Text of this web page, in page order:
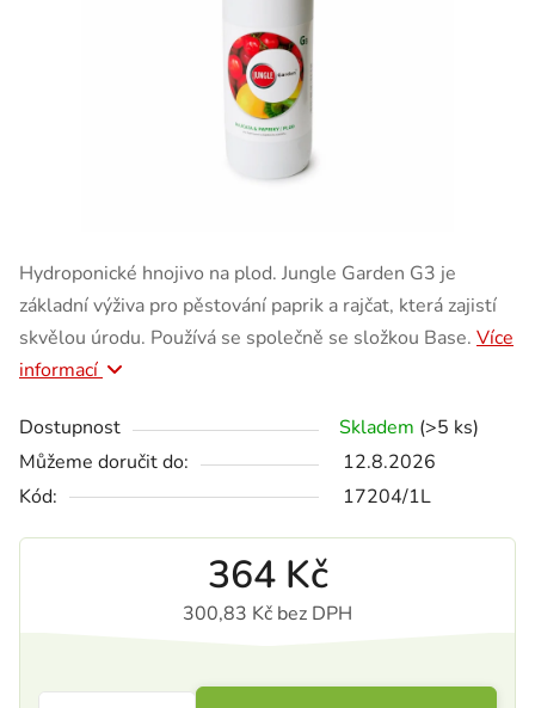
Hydroponické hnojivo na plod. Jungle Garden G3 je
základní výživa pro pěstování paprik a rajčat, která zajistí
skvělou úrodu. Používá se společně se složkou Base. Více
informací
Dostupnost Skladem (>5 ks)
Můžeme doručit do:
12.8.2026
Kód:
17204/1L
364 Kč
300,83 Kč bez DPH